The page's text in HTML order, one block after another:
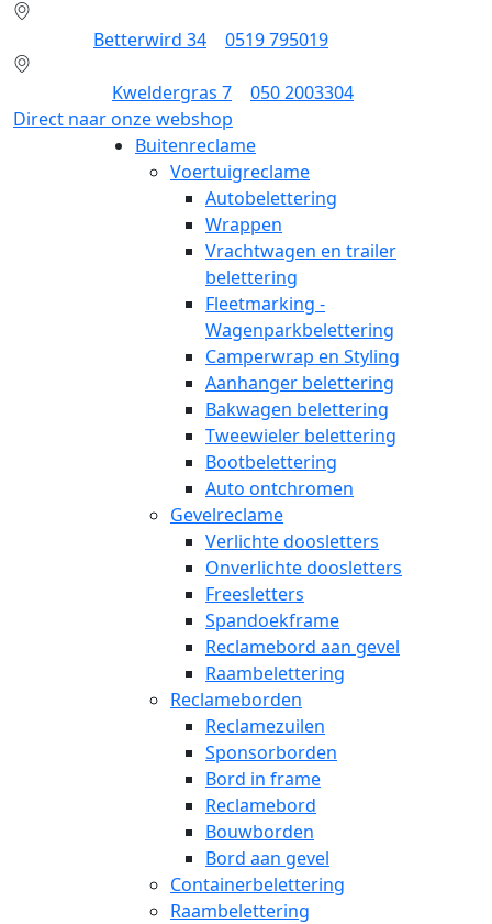
Betterwird 34 0519 795019
Kweldergras 7
050 2003304
Direct naar onze webshop
Buitenreclame
Voertuigreclame
Autobelettering
Wrappen
Vrachtwagen en trailer
belettering
Fleetmarking -
Wagenparkbelettering
Camperwrap en Styling
Aanhanger belettering
Bakwagen belettering
Tweewieler belettering
Bootbelettering
Auto ontchromen
Gevelreclame
Verlichte doosletters
Onverlichte doosletters
Freesletters
Spandoekframe
Reclamebord aan gevel
Raambelettering
Reclameborden
Reclamezuilen
Sponsorborden
Bord in frame
Reclamebord
Bouwborden
Bord aan gevel
Containerbelettering
Raambelettering